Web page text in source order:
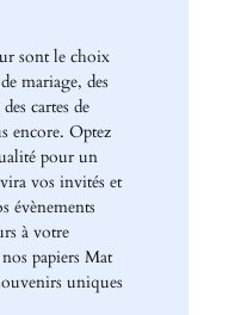
sont le choix
mariage, des
cartes de
encore. Optez
pour un
vos invités et
évènements
à votre
papiers Mat
uniques